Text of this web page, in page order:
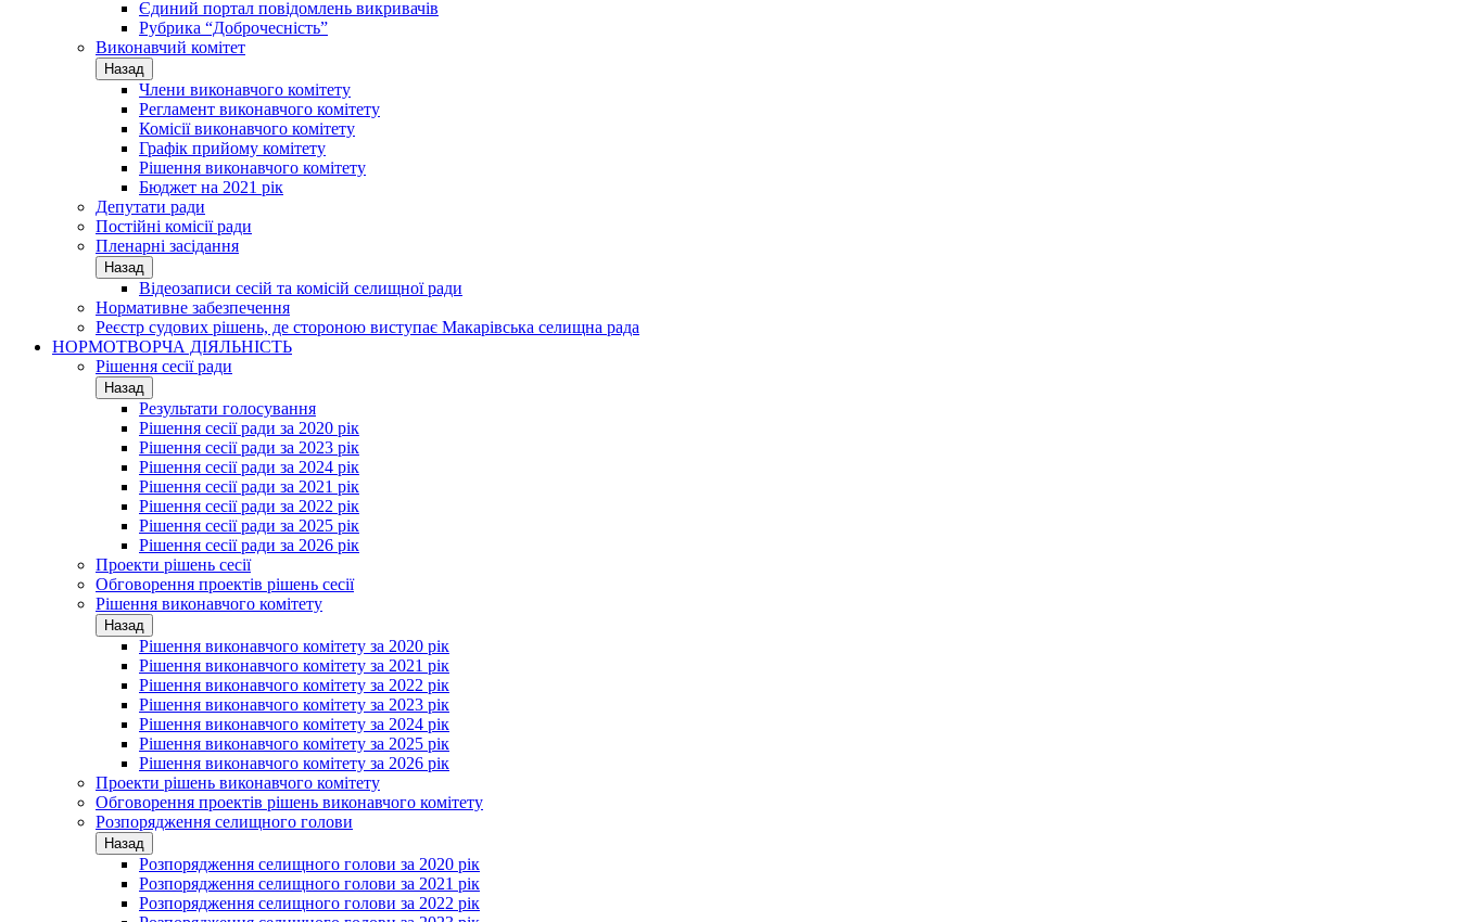
Єдиний портал повідомлень викривачів
Рубрика “Доброчесність”
Виконавчий комітет
Назад
Члени виконавчого комітету
Регламент виконавчого комітету
Комісії виконавчого комітету
Графік прийому комітету
Рішення виконавчого комітету
Бюджет на 2021 рік
Депутати ради
Постійні комісії ради
Пленарні засідання
Назад
Відеозаписи сесій та комісій селищної ради
Нормативне забезпечення
Реєстр судових рішень, де стороною виступає Макарівська селищна рада
НОРМОТВОРЧА ДІЯЛЬНІСТЬ
Рішення сесії ради
Назад
Результати голосування
Рішення сесії ради за 2020 рік
Рішення сесії ради за 2023 рік
Рішення сесії ради за 2024 рік
Рішення сесії ради за 2021 рік
Рішення сесії ради за 2022 рік
Рішення сесії ради за 2025 рік
Рішення сесії ради за 2026 рік
Проекти рішень сесії
Обговорення проектів рішень сесії
Рішення виконавчого комітету
Назад
Рішення виконавчого комітету за 2020 рік
Рішення виконавчого комітету за 2021 рік
Рішення виконавчого комітету за 2022 рік
Рішення виконавчого комітету за 2023 рік
Рішення виконавчого комітету за 2024 рік
Рішення виконавчого комітету за 2025 рік
Рішення виконавчого комітету за 2026 рік
Проекти рішень виконавчого комітету
Обговорення проектів рішень виконавчого комітету
Розпорядження селищного голови
Назад
Розпорядження селищного голови за 2020 рік
Розпорядження селищного голови за 2021 рік
Розпорядження селищного голови за 2022 рік